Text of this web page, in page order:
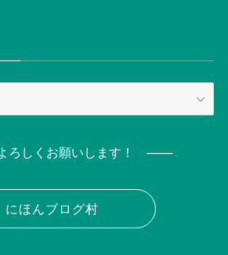
しくお願いします！ ───
にほんブログ村